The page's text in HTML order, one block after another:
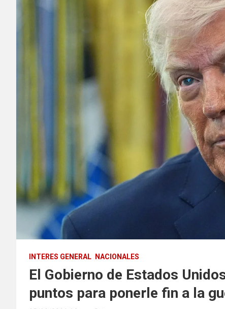
INTERES GENERAL NACIONALES
El Gobierno de Estados
puntos para ponerle fin a la